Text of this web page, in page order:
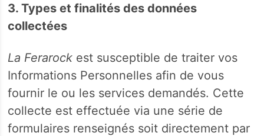
3. Types et finalités des données
collectées
La Ferarock est susceptible de traiter vos
Informations Personnelles afin de vous
fournir le ou les services demandés. Cette
collecte est effectuée via une série de
formulaires renseignés soit directement par